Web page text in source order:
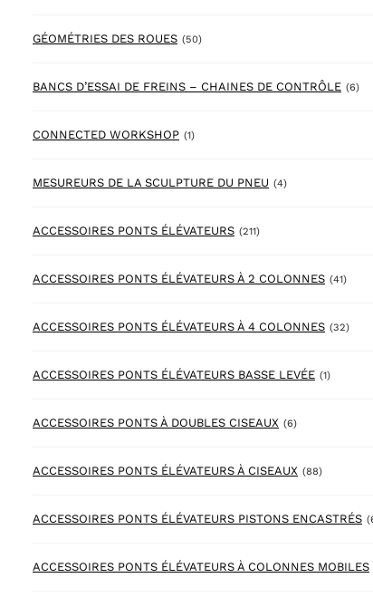
GÉOMÉTRIES DES ROUES (50)50 products
BANCS D’ESSAI DE FREINS – CHAINES DE CONTRÔLE (6)6
CONNECTED WORKSHOP (1)1 product
MESUREURS DE LA SCULPTURE DU PNEU (4)4 products
ACCESSOIRES PONTS ÉLÉVATEURS (211)211 products
ACCESSOIRES PONTS ÉLÉVATEURS À 2 COLONNES (41)41
ACCESSOIRES PONTS ÉLÉVATEURS À 4 COLONNES (32)32
ACCESSOIRES PONTS ÉLÉVATEURS BASSE LEVÉE (1)1 product
ACCESSOIRES PONTS À DOUBLES CISEAUX (6)6 products
ACCESSOIRES PONTS ÉLÉVATEURS À CISEAUX (88)88
ACCESSOIRES PONTS ÉLÉVATEURS PISTONS ENCASTRÉS
ACCESSOIRES PONTS ÉLÉVATEURS À COLONNES MOBILES